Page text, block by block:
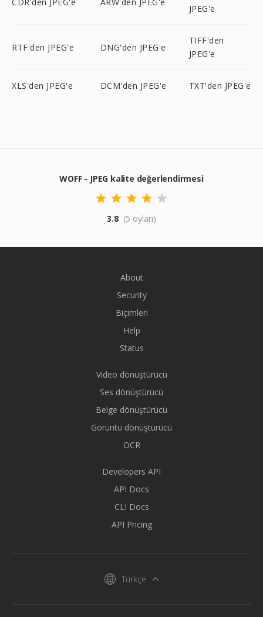
JPEG'e
RTF'den JPEG'e DNG'den JPEG'e
TIFF'den
JPEG'e
XLS'den JPEG'e DCM'den JPEG'e TXT'den JPEG'e
WOFF - JPEG kalite değerlendirmesi
3.8 (5 oyları)
About
Security
Biçimleri
Help
Status
Video dönüştürücü
Ses dönüştürücü
Belge dönüştürücü
Görüntü dönüştürücü
OCR
Developers API
API Docs
CLI Docs
API Pricing
Türkçe